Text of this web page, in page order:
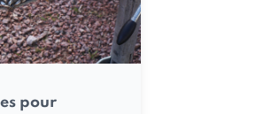
pour